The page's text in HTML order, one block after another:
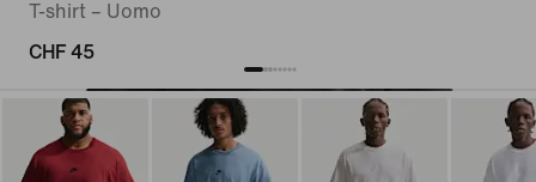
T-shirt – Uomo
CHF 45